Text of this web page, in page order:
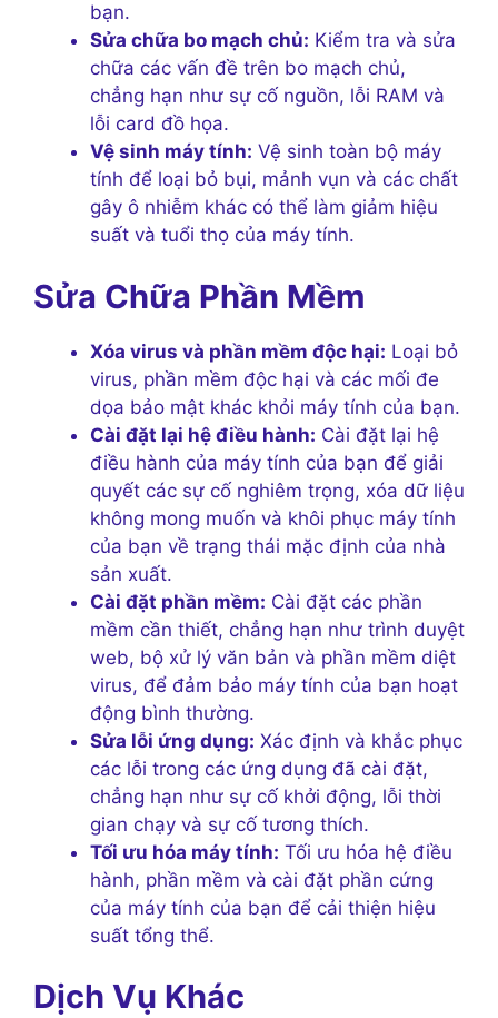
bạn.
Sửa chữa bo mạch chủ: Kiểm tra và sửa
chữa các vấn đề trên bo mạch chủ,
chẳng hạn như sự cố nguồn, lỗi RAM và
lỗi card đồ họa.
Vệ sinh máy tính: Vệ sinh toàn bộ máy
tính để loại bỏ bụi, mảnh vụn và các chất
gây ô nhiễm khác có thể làm giảm hiệu
suất và tuổi thọ của máy tính.
Sửa Chữa Phần Mềm
Xóa virus và phần mềm độc hại: Loại bỏ
virus, phần mềm độc hại và các mối đe
dọa bảo mật khác khỏi máy tính của bạn.
Cài đặt lại hệ điều hành: Cài đặt lại hệ
điều hành của máy tính của bạn để giải
quyết các sự cố nghiêm trọng, xóa dữ liệu
không mong muốn và khôi phục máy tính
của bạn về trạng thái mặc định của nhà
sản xuất.
Cài đặt phần mềm: Cài đặt các phần
mềm cần thiết, chẳng hạn như trình duyệt
web, bộ xử lý văn bản và phần mềm diệt
virus, để đảm bảo máy tính của bạn hoạt
động bình thường.
Sửa lỗi ứng dụng: Xác định và khắc phục
các lỗi trong các ứng dụng đã cài đặt,
chẳng hạn như sự cố khởi động, lỗi thời
gian chạy và sự cố tương thích.
Tối ưu hóa máy tính: Tối ưu hóa hệ điều
hành, phần mềm và cài đặt phần cứng
của máy tính của bạn để cải thiện hiệu
suất tổng thể.
Dịch Vụ Khác